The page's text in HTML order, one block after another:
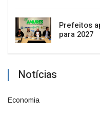
Prefeitos
para 2027
Notícias
Economia